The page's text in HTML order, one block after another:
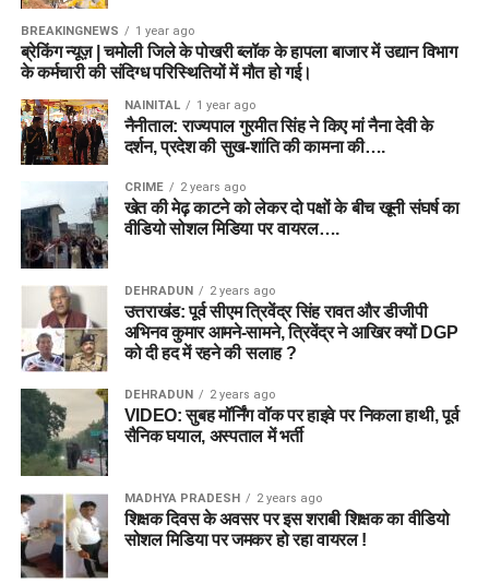
BREAKINGNEWS 1 year ago
ब्रेकिंग न्यूज़ | चमोली जिले के पोखरी ब्लॉक के हापला बाजार में उद्यान विभाग
के कर्मचारी की संदिग्ध परिस्थितियों में मौत हो गई।
NAINITAL 1 year ago
नैनीताल: राज्यपाल गुरमीत सिंह ने किए मां नैना देवी के
दर्शन, प्रदेश की सुख-शांति की कामना की….
CRIME 2 years ago
खेत की मेढ़ काटने को लेकर दो पक्षों के बीच खूनी संघर्ष का
वीडियो सोशल मिडिया पर वायरल….
DEHRADUN 2 years ago
उत्तराखंड: पूर्व सीएम त्रिवेंद्र सिंह रावत और डीजीपी
अभिनव कुमार आमने-सामने, त्रिवेंद्र ने आखिर क्यों DGP
को दी हद में रहने की सलाह ?
DEHRADUN 2 years ago
VIDEO: सुबह मॉर्निंग वॉक पर हाइवे पर निकला हाथी, पूर्व
सैनिक घयाल, अस्पताल में भर्ती
MADHYA PRADESH 2 years ago
शिक्षक दिवस के अवसर पर इस शराबी शिक्षक का वीडियो
सोशल मिडिया पर जमकर हो रहा वायरल !